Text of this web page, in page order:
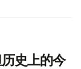
史上的今